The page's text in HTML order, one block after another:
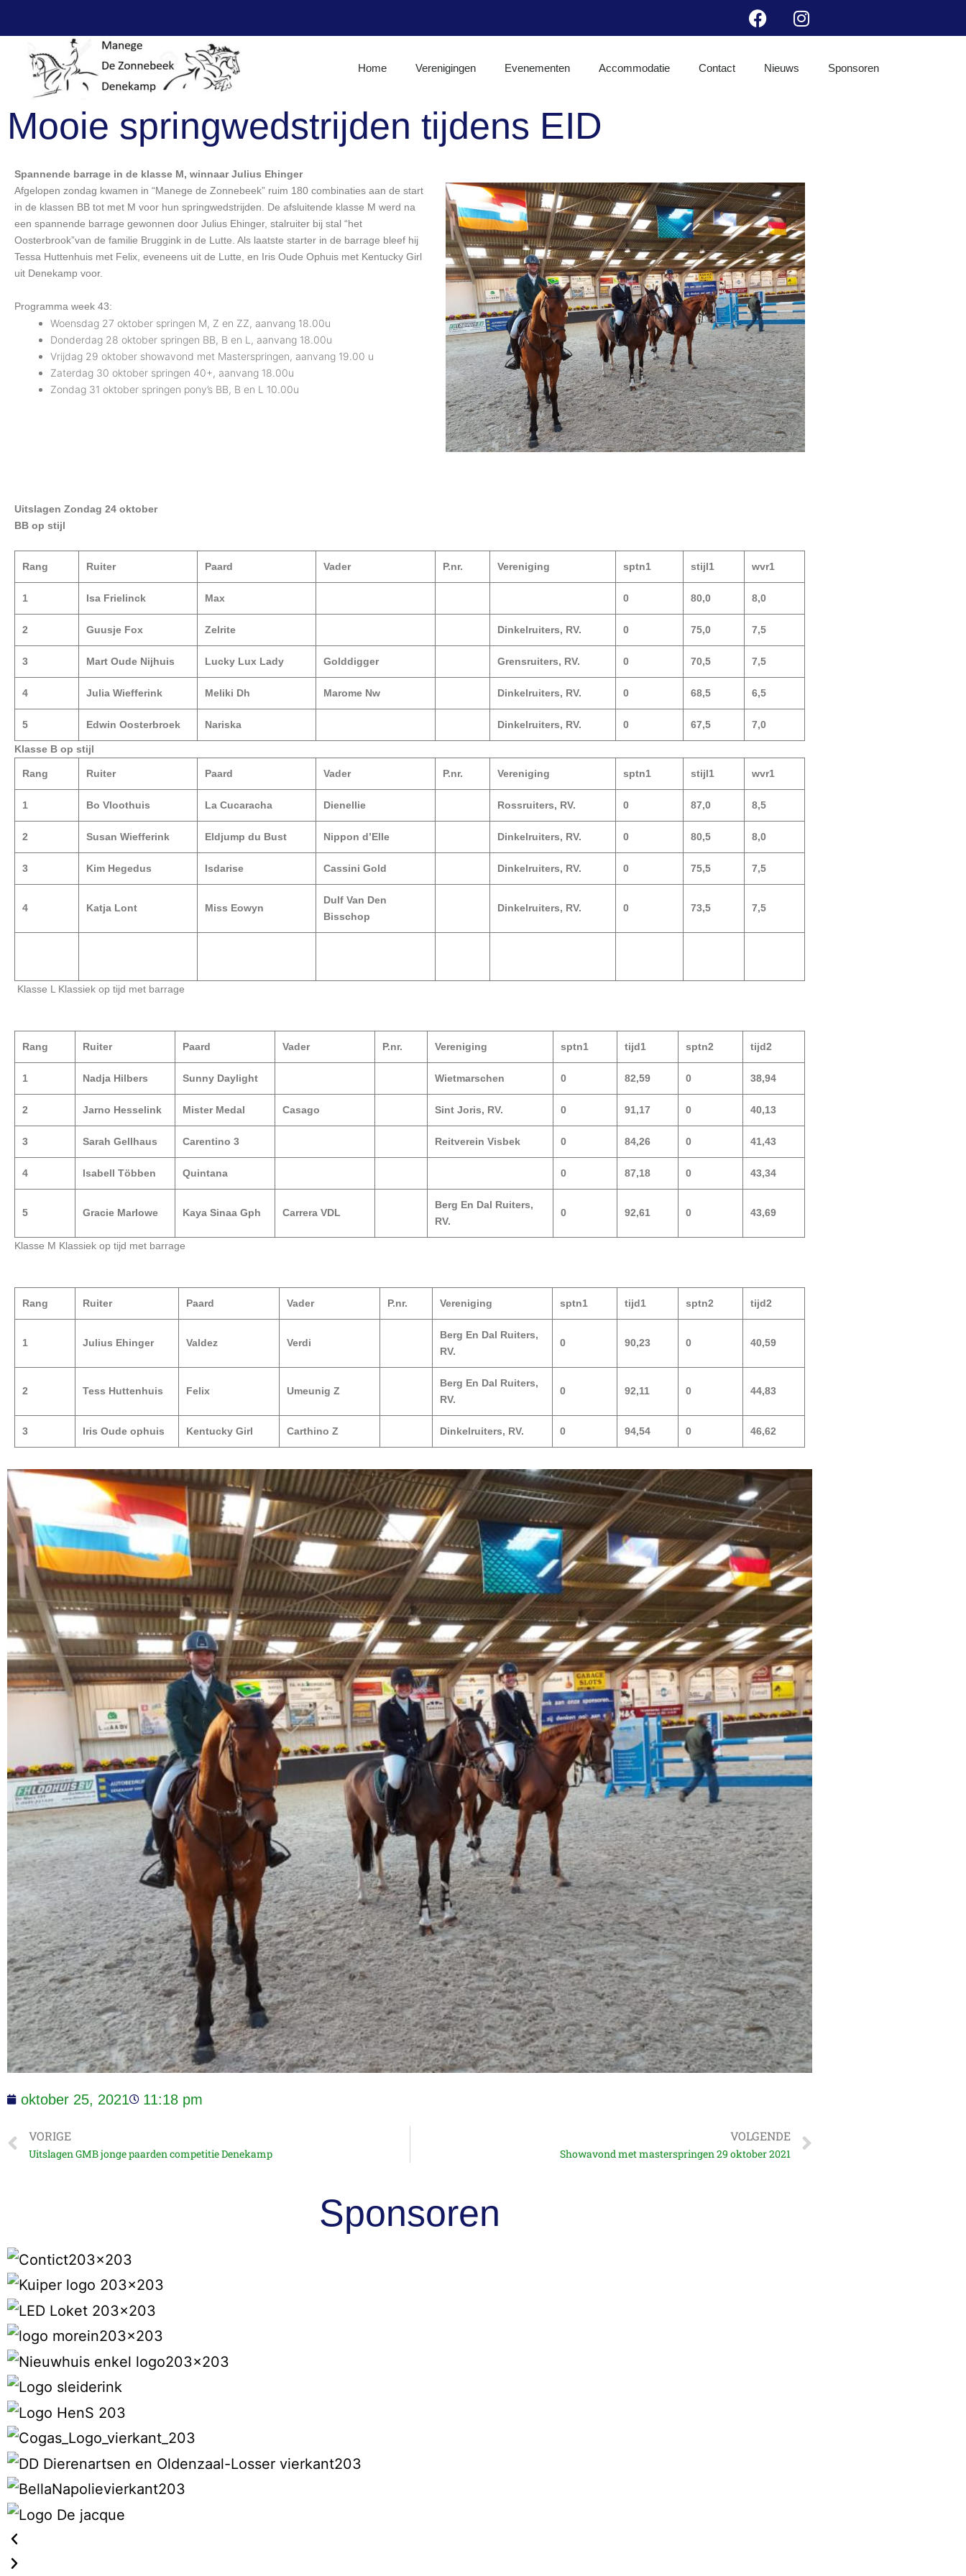
Home Verenigingen Evenementen Accommodatie Contact Nieuws Sponsoren
Mooie springwedstrijden tijdens EID
Spannende barrage in de klasse M, winnaar Julius Ehinger
Afgelopen zondag kwamen in “Manege de Zonnebeek” ruim 180 combinaties aan de start
in de klassen BB tot met M voor hun springwedstrijden. De afsluitende klasse M werd na
een spannende barrage gewonnen door Julius Ehinger, stalruiter bij stal “het
Oosterbrook”van de familie Bruggink in de Lutte. Als laatste starter in de barrage bleef hij
Tessa Huttenhuis met Felix, eveneens uit de Lutte, en Iris Oude Ophuis met Kentucky Girl
uit Denekamp voor.
Programma week 43:
Woensdag 27 oktober springen M, Z en ZZ, aanvang 18.00u
Donderdag 28 oktober springen BB, B en L, aanvang 18.00u
Vrijdag 29 oktober showavond met Masterspringen, aanvang 19.00 u
Zaterdag 30 oktober springen 40+, aanvang 18.00u
Zondag 31 oktober springen pony’s BB, B en L 10.00u
Uitslagen Zondag 24 oktober
BB op stijl
Rang Ruiter Paard Vader P.nr. Vereniging sptn1 stijl1 wvr1
1 Isa Frielinck Max 0 80,0 8,0
2 Guusje Fox Zelrite Dinkelruiters, RV. 0 75,0 7,5
3 Mart Oude Nijhuis Lucky Lux Lady Golddigger Grensruiters, RV. 0 70,5 7,5
4 Julia Wiefferink Meliki Dh Marome Nw Dinkelruiters, RV. 0 68,5 6,5
5 Edwin Oosterbroek Nariska Dinkelruiters, RV. 0 67,5 7,0
Klasse B op stijl
Rang Ruiter Paard Vader P.nr. Vereniging sptn1 stijl1 wvr1
1 Bo Vloothuis La Cucaracha Dienellie Rossruiters, RV. 0 87,0 8,5
2 Susan Wiefferink Eldjump du Bust Nippon d’Elle Dinkelruiters, RV. 0 80,5 8,0
3 Kim Hegedus Isdarise Cassini Gold Dinkelruiters, RV. 0 75,5 7,5
4 Katja Lont Miss Eowyn
Dulf Van Den
Bisschop
Dinkelruiters, RV. 0 73,5 7,5
Klasse L Klassiek op tijd met barrage
Rang Ruiter Paard Vader P.nr. Vereniging sptn1 tijd1 sptn2 tijd2
1 Nadja Hilbers Sunny Daylight Wietmarschen 0 82,59 0 38,94
2 Jarno Hesselink Mister Medal Casago Sint Joris, RV. 0 91,17 0 40,13
3 Sarah Gellhaus Carentino 3 Reitverein Visbek 0 84,26 0 41,43
4 Isabell Többen Quintana 0 87,18 0 43,34
5 Gracie Marlowe Kaya Sinaa Gph Carrera VDL
Berg En Dal Ruiters,
RV.
0 92,61 0 43,69
Klasse M Klassiek op tijd met barrage
Rang Ruiter Paard Vader P.nr. Vereniging sptn1 tijd1 sptn2 tijd2
1 Julius Ehinger Valdez Verdi
Berg En Dal Ruiters,
RV.
0 90,23 0 40,59
2 Tess Huttenhuis Felix Umeunig Z
Berg En Dal Ruiters,
RV.
0 92,11 0 44,83
3 Iris Oude ophuis Kentucky Girl Carthino Z Dinkelruiters, RV. 0 94,54 0 46,62
oktober 25, 2021 11:18 pm
VORIGE
Uitslagen GMB jonge paarden competitie Denekamp
VOLGENDE
Showavond met masterspringen 29 oktober 2021
Sponsoren